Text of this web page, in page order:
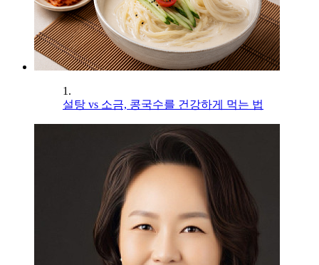
1.
설탕 vs 소금, 콩국수를 건강하게 먹는 법